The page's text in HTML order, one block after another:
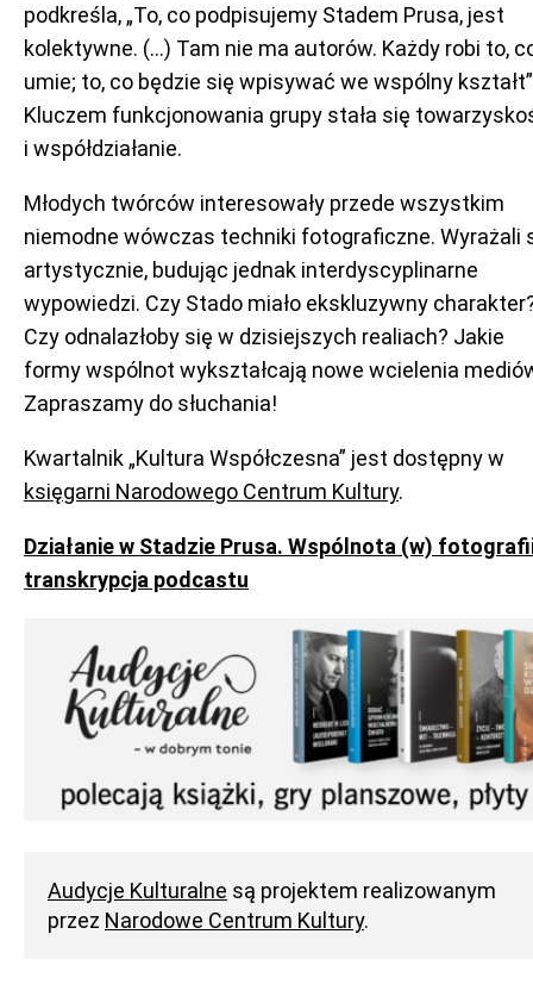
podkreśla, „To, co podpisujemy Stadem Prusa, jest
kolektywne. (…) Tam nie ma autorów. Każdy robi to,
umie; to, co będzie się wpisywać we wspólny
Kluczem funkcjonowania grupy stała się
i współdziałanie.
Młodych twórców interesowały przede wszystkim
niemodne wówczas techniki fotograficzne. Wyrażali
artystycznie, budując jednak interdyscyplinarne
wypowiedzi. Czy Stado miało ekskluzywny
Czy odnalazłoby się w dzisiejszych realiach? Jakie
formy wspólnot wykształcają nowe wcielenia
Zapraszamy do słuchania!
Kwartalnik „Kultura Współczesna” jest dostępny w
księgarni Narodowego Centrum Kultury.
Działanie w Stadzie Prusa. Wspólnota (w)
transkrypcja podcastu
Audycje Kulturalne są projektem realizowanym
przez Narodowe Centrum Kultury.